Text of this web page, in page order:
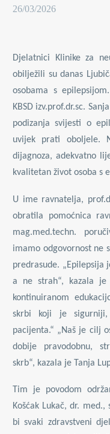
26/03/2026
Djelatnici Klinike za
obilježili su danas
osobama s
KBSD izv.prof.dr.sc.
podizanja svijesti o
uvijek prati oboljele.
dijagnoza, adekvatno
kvalitetan život osoba s
U ime ravnatelja,
obratila pomoćnica
mag.med.techn.
imamo odgovornost ne
predrasude. „Epilepsija
a ne strah“, kazala
kontinuiranom
skrbi koji je
pacijenta.“ „Naš je cilj
dobije pravodobnu,
skrb“, kazala je Tanja
Tim je povodom
Košćak Lukač, dr.
bi svaki zdravstveni